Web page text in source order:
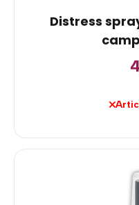
Distress